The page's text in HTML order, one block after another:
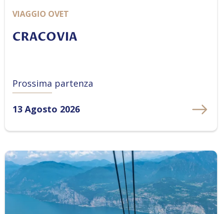
VIAGGIO OVET
CRACOVIA
Prossima partenza
13 Agosto 2026